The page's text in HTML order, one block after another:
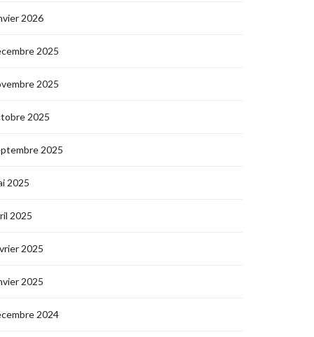
2026
2025
2025
2025
2025
2025
2025
2025
2025
2024